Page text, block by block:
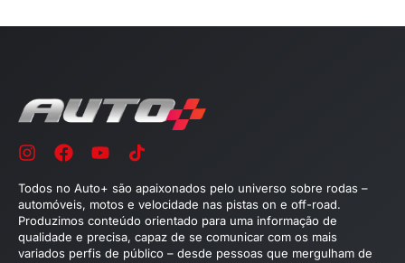
Todos no Auto+ são apaixonados pelo universo sobre rodas –
automóveis, motos e velocidade nas pistas on e off-road.
Produzimos conteúdo orientado para uma informação de
qualidade e precisa, capaz de se comunicar com os mais
variados perfis de público – desde pessoas que mergulham de